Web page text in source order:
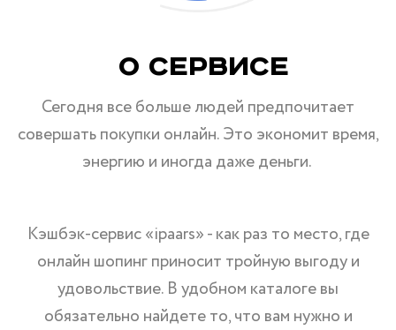
О Сервисе
Сегодня все больше людей предпочитает
совершать покупки онлайн. Это экономит время,
энергию и иногда даже деньги.
Кэшбэк-сервис «ipaars» - как раз то место, где
онлайн шопинг приносит тройную выгоду и
удовольствие. В удобном каталоге вы
обязательно найдете то, что вам нужно и